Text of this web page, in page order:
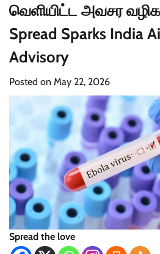
வெளியிட்ட அவசர
Spread Sparks India
Advisory
Posted on May 22, 2026
Spread the love